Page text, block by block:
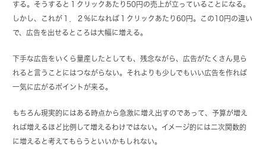
する。そうすると１クリックあたり50円の売上が立っていることになる。
しかし、これが１．２％になれば１クリックあたり60円。この10円の違い
で、広告を出せるところは大幅に増える。
下手な広告をいくら量産したとしても、残念ながら、広告がたくさん見ら
れると言うことにはつながらない。それよりも少しでもいい広告を作れば
一気に広がるポイントが来る。
もちろん現実的にはある時点から急激に増え出すのであって、予算が増え
れば増えるほど比例して増えるわけではない。イメージ的には二次関数的
に増えると考えてもらうといいかもしれない。